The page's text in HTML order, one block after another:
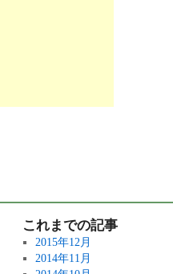
これまでの記事
2015年12月
2014年11月